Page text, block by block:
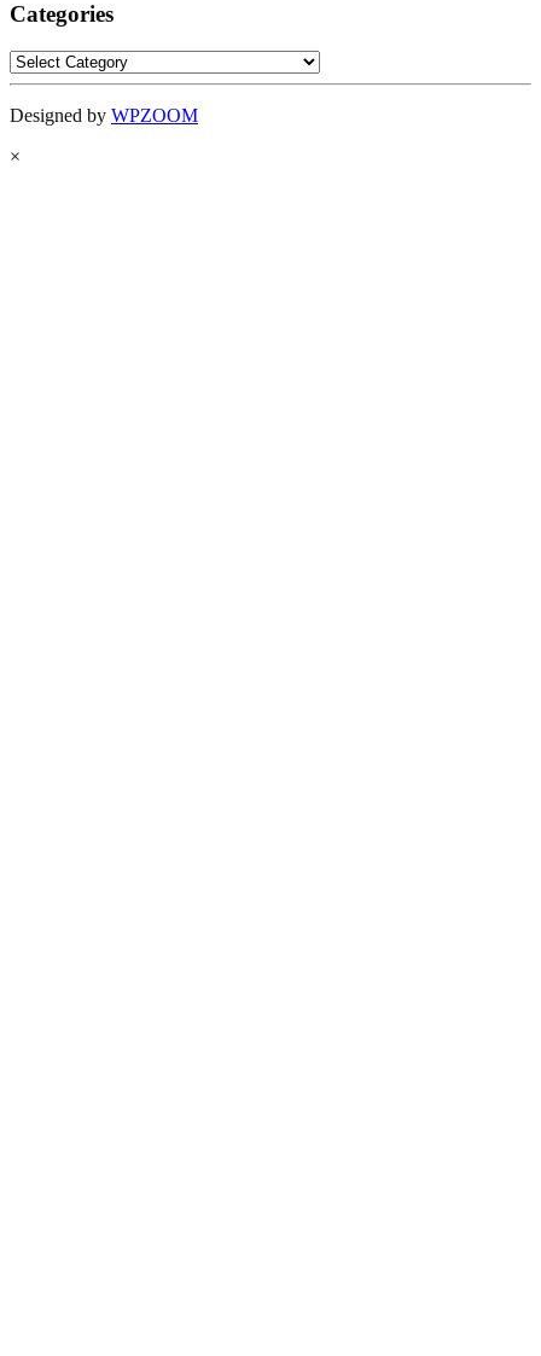
Categories
Categories
Designed by WPZOOM
×